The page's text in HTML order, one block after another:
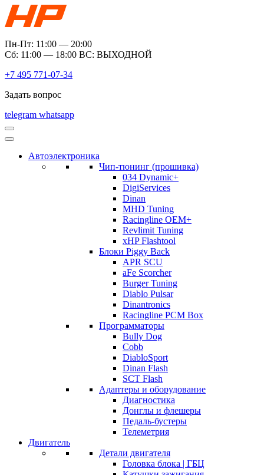
Пн-Пт: 11:00 — 20:00
Сб: 11:00 — 18:00 ВС: ВЫХОДНОЙ
+7 495 771-07-34
Задать вопрос
telegram whatsapp
Автоэлектроника
Чип-тюнинг (прошивка)
034 Dynamic+
DigiServices
Dinan
MHD Tuning
Racingline OEM+
Revlimit Tuning
xHP Flashtool
Блоки Piggy Back
APR SCU
aFe Scorcher
Burger Tuning
Diablo Pulsar
Dinantronics
Racingline PCM Box
Программаторы
Bully Dog
Cobb
DiabloSport
Dinan Flash
SCT Flash
Адаптеры и оборудование
Диагностика
Донглы и флешеры
Педаль-бустеры
Телеметрия
Двигатель
Детали двигателя
Головка блока | ГБЦ